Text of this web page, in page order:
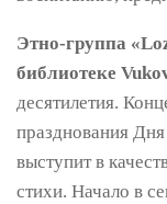
Этно-группа
библиотеке
десятилетия.
празднования
выступит в
стихи. Начало в